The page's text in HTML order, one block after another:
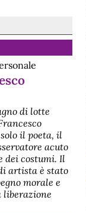
A VERONA:
SULL'ADIGE
sull’Adige è una
e di
che si tiene ogni
primi giorni di
dell’Arsenale
lungo l
olandesi
la base aerea
che ospita
nonviolenta si è
2026 presso la
Volkel, nel
dove sono
F-35
di lotte
il poeta, il
acuto
dei costumi. Il
artista è stato
morale e
liberazione